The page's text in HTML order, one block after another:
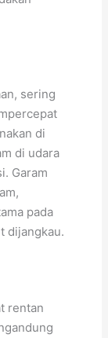
sering
di
di udara
Garam
pada
dijangkau.
rentan